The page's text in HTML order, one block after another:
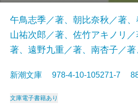
午鳥志季／著、朝比奈秋／著
山祐次郎／著、佐竹アキノリ
著、遠野九重／著、南杏子／
新潮文庫 978-4-10-105271-7
文庫電子書籍あり